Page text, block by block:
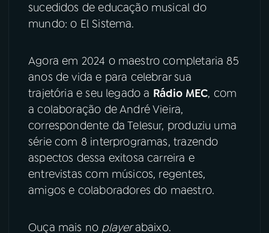
YouTube
TikTok
sucedidos de educação musical do
mundo: o El Sistema.
Agora em 2024 o maestro completaria 85
anos de vida e para celebrar sua
trajetória e seu legado a Rádio MEC, com
a colaboração de André Vieira,
correspondente da Telesur, produziu uma
série com 8 interprogramas, trazendo
aspectos dessa exitosa carreira e
entrevistas com músicos, regentes,
amigos e colaboradores do maestro.
Ouça mais no playerabaixo.